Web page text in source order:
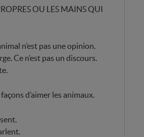
OU LES MAINS QUI
n’est pas une opinion.
Ce n’est pas un discours.
d’aimer les animaux.